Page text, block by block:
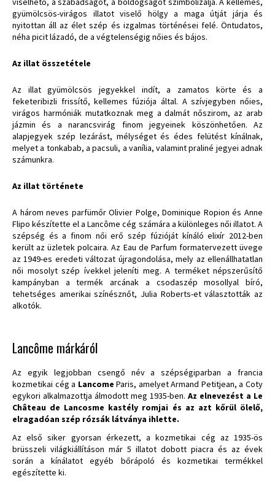
gyümölcsös-virágos illatot viselő hölgy a maga útját járja és
nyitottan áll az élet szép és izgalmas történései felé. Öntudatos,
néha picit lázadó, de a végtelenségig nőies és bájos.
Az illat összetétele
Az illat gyümölcsös jegyekkel indít, a zamatos körte és a
feketeribizli frissítő, kellemes fúziója által. A szívjegyben nőies,
virágos harmóniák mutatkoznak meg a dalmát nőszirom, az arab
jázmin és a narancsvirág finom jegyeinek köszönhetően. Az
alapjegyek szép lezárást, mélységet és édes felütést kínálnak,
melyet a tonkabab, a pacsuli, a vanília, valamint praliné jegyei adnak
számunkra.
Az illat története
A három neves parfümőr Olivier Polge, Dominique Ropion és Anne
Flipo készítette el a Lancôme cég számára a különleges női illatot. A
szépség és a finom női erő szép fúzióját kínáló elixír 2012-ben
került az üzletek polcaira. Az Eau de Parfum formatervezett üvege
az 1949-es eredeti változat újragondolása, mely az ellenállhatatlan
női mosolyt szép ívekkel jeleníti meg. A terméket népszerűsítő
kampányban a termék arcának a csodaszép mosollyal bíró,
tehetséges amerikai színésznőt, Julia Roberts-et választották az
alkotók.
Lancôme márkáról
Az egyik legjobban csengő név a szépségiparban a francia
kozmetikai cég a Lancome Paris, amelyet Armand Petitjean, a Coty
egykori alkalmazottja álmodott meg 1935-ben. Az elnevezést a Le
Château de Lancosme kastély romjai és az azt kőrül ölelő,
elragadóan szép rózsák látványa ihlette.
Az első siker gyorsan érkezett, a kozmetikai cég az 1935-ös
brüsszeli világkiállításon már 5 illatot dobott piacra és az évek
során a kínálatot egyéb bőrápoló és kozmetikai termékkel
egészítette ki.